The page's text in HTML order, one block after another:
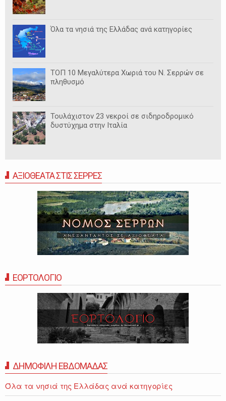
Όλα τα νησιά της Ελλάδας ανά κατηγορίες
ΤΟΠ 10 Μεγαλύτερα Χωριά του Ν. Σερρών σε
πληθυσμό
Τουλάχιστον 23 νεκροί σε σιδηροδρομικό
δυστύχημα στην Ιταλία
ΑΞΙΟΘΕΑΤΑ ΣΤΙΣ ΣΕΡΡΕΣ
ΕΟΡΤΟΛΟΓΙΟ
ΔΗΜΟΦΙΛΗ ΕΒΔΟΜΑΔΑΣ
Όλα τα νησιά της Ελλάδας ανά κατηγορίες